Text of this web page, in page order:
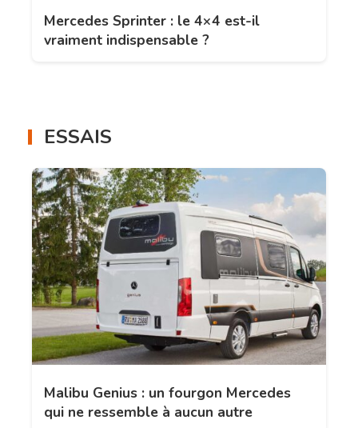
Mercedes Sprinter : le 4×4 est-il
vraiment indispensable ?
ESSAIS
Malibu Genius : un fourgon Mercedes
qui ne ressemble à aucun autre